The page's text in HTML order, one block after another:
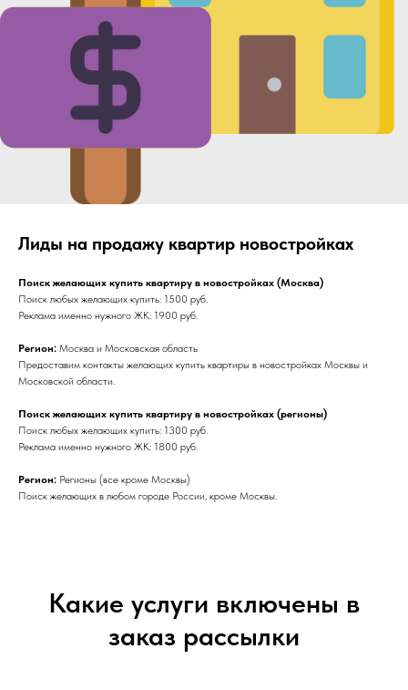
Лиды на продажу квартир новостройках
Поиск желающих купить квартиру в новостройках (Москва)
Поиск любых желающих купить: 1500 руб.
Реклама именно нужного ЖК: 1900 руб.
Регион: Москва и Московская область
Предоставим контакты желающих купить квартиры в новостройках Москвы и
Московской области.
Поиск желающих купить квартиру в новостройках (регионы)
Поиск любых желающих купить: 1300 руб.
Реклама именно нужного ЖК: 1800 руб.
Регион: Регионы (все кроме Москвы)
Поиск желающих в любом городе России, кроме Москвы.
Какие услуги включены в
заказ рассылки